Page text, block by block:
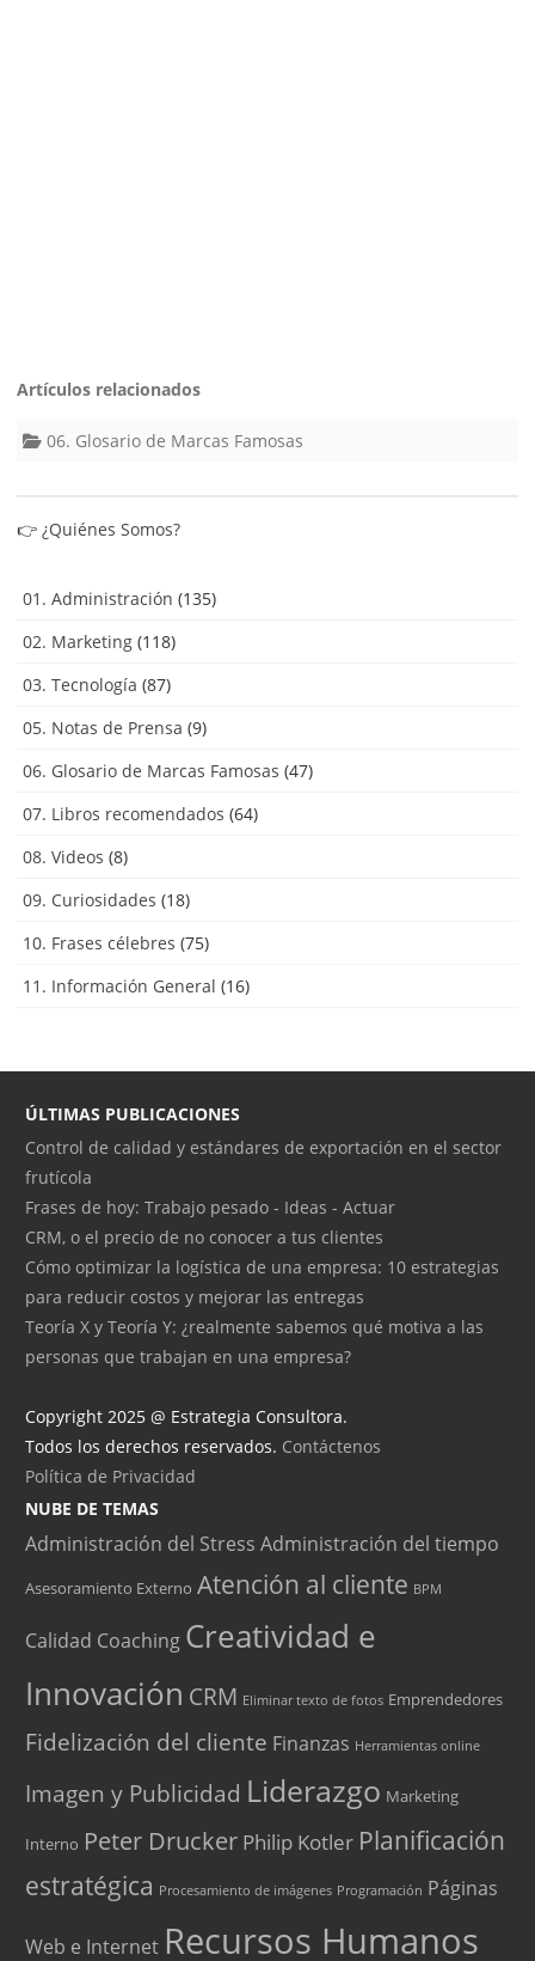
Artículos relacionados
06. Glosario de Marcas Famosas
👉 ¿Quiénes Somos?
01. Administración (135)
02. Marketing (118)
03. Tecnología (87)
05. Notas de Prensa (9)
06. Glosario de Marcas Famosas (47)
07. Libros recomendados (64)
08. Videos (8)
09. Curiosidades (18)
10. Frases célebres (75)
11. Información General (16)
ÚLTIMAS PUBLICACIONES
Control de calidad y estándares de exportación en el sector
frutícola
Frases de hoy: Trabajo pesado - Ideas - Actuar
CRM, o el precio de no conocer a tus clientes
Cómo optimizar la logística de una empresa: 10 estrategias
para reducir costos y mejorar las entregas
Teoría X y Teoría Y: ¿realmente sabemos qué motiva a las
personas que trabajan en una empresa?
Copyright 2025 @ Estrategia Consultora.
Todos los derechos reservados. Contáctenos
Política de Privacidad
NUBE DE TEMAS
Administración del Stress Administración del tiempo
Asesoramiento Externo Atención al cliente BPM
Calidad Coaching Creatividad e
Innovación CRM Eliminar texto de fotos Emprendedores
Fidelización del cliente Finanzas Herramientas online
Imagen y Publicidad Liderazgo Marketing
Interno Peter Drucker Philip Kotler Planificación
estratégica Procesamiento de imágenes Programación Páginas
Web e Internet Recursos Humanos